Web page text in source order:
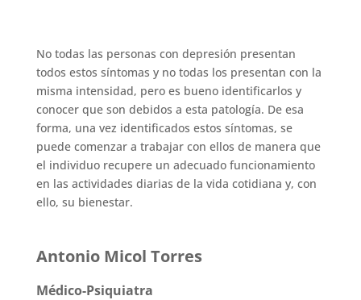
No todas las personas con depresión presentan
todos estos síntomas y no todas los presentan con la
misma intensidad, pero es bueno identificarlos y
conocer que son debidos a esta patología. De esa
forma, una vez identificados estos síntomas, se
puede comenzar a trabajar con ellos de manera que
el individuo recupere un adecuado funcionamiento
en las actividades diarias de la vida cotidiana y, con
ello, su bienestar.
Antonio Micol Torres
Médico-Psiquiatra